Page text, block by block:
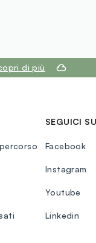
di più
SEGUICI
Facebook
Instagram
Youtube
Linkedin